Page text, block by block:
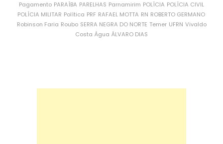
Pagamento PARAÍBA PARELHAS Parnamirim POLÍCIA POLÍCIA CIVIL
POLÍCIA MILITAR Política PRF RAFAEL MOTTA RN ROBERTO GERMANO
Robinson Faria Roubo SERRA NEGRA DO NORTE Temer UFRN Vivaldo
Costa Água ÁLVARO DIAS